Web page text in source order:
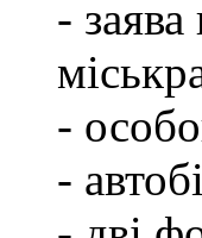
-
-
-